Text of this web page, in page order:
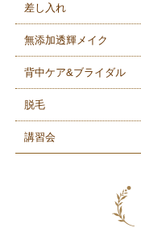
差し入れ
無添加透輝メイク
背中ケア&ブライダル
脱毛
講習会